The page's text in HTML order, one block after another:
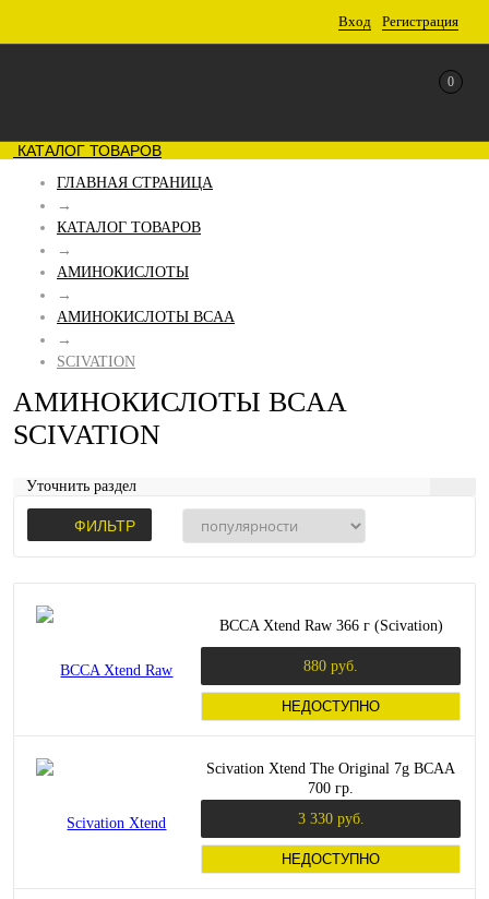
Вход Регистрация
0
КАТАЛОГ ТОВАРОВ
ГЛАВНАЯ СТРАНИЦА
→
КАТАЛОГ ТОВАРОВ
→
АМИНОКИСЛОТЫ
→
АМИНОКИСЛОТЫ BCAA
→
SCIVATION
АМИНОКИСЛОТЫ BCAA
SCIVATION
Уточнить раздел
ФИЛЬТР
BCCA Xtend Raw 366 г (Scivation)
880 руб.
НЕДОСТУПНО
Scivation Xtend The Original 7g BCAA
700 гр.
3 330 руб.
НЕДОСТУПНО